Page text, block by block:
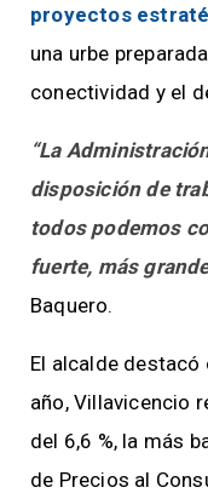
proyectos
una urbe
conectividad y el
“La
disposición de
todos podemos
fuerte, más
Baquero.
El alcalde
año, Villavicencio
del 6,6 %, la más
de Precios al